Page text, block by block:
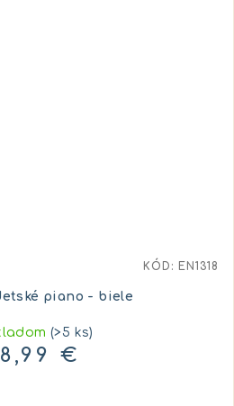
piano - biele
(>5 ks)
€
KÓD: EN1318